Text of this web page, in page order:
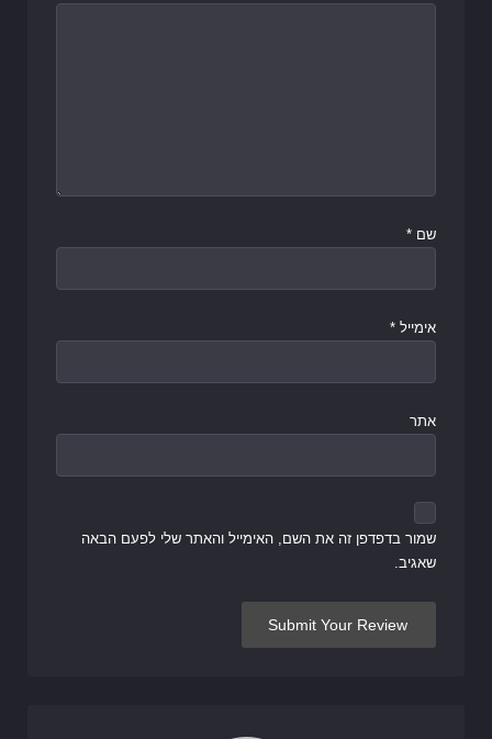
שם *
אימייל *
אתר
שמור בדפדפן זה את השם, האימייל והאתר שלי לפעם הבאה
שאגיב.